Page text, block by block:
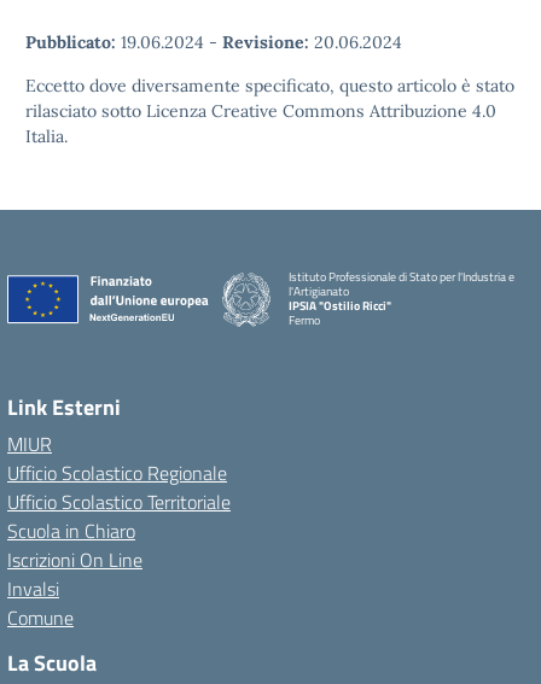
Pubblicato: 19.06.2024 - Revisione: 20.06.2024
Eccetto dove diversamente specificato, questo articolo è stato
rilasciato sotto Licenza Creative Commons Attribuzione 4.0
Italia.
Istituto Professionale di Stato per l'Industria e
l'Artigianato
IPSIA "Ostilio Ricci"
Fermo
Link Esterni
MIUR
Ufficio Scolastico Regionale
Ufficio Scolastico Territoriale
Scuola in Chiaro
Iscrizioni On Line
Invalsi
Comune
La Scuola